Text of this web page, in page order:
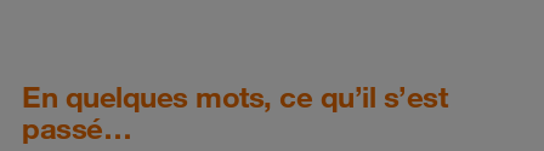
En quelques mots, ce qu’il s’est
passé…